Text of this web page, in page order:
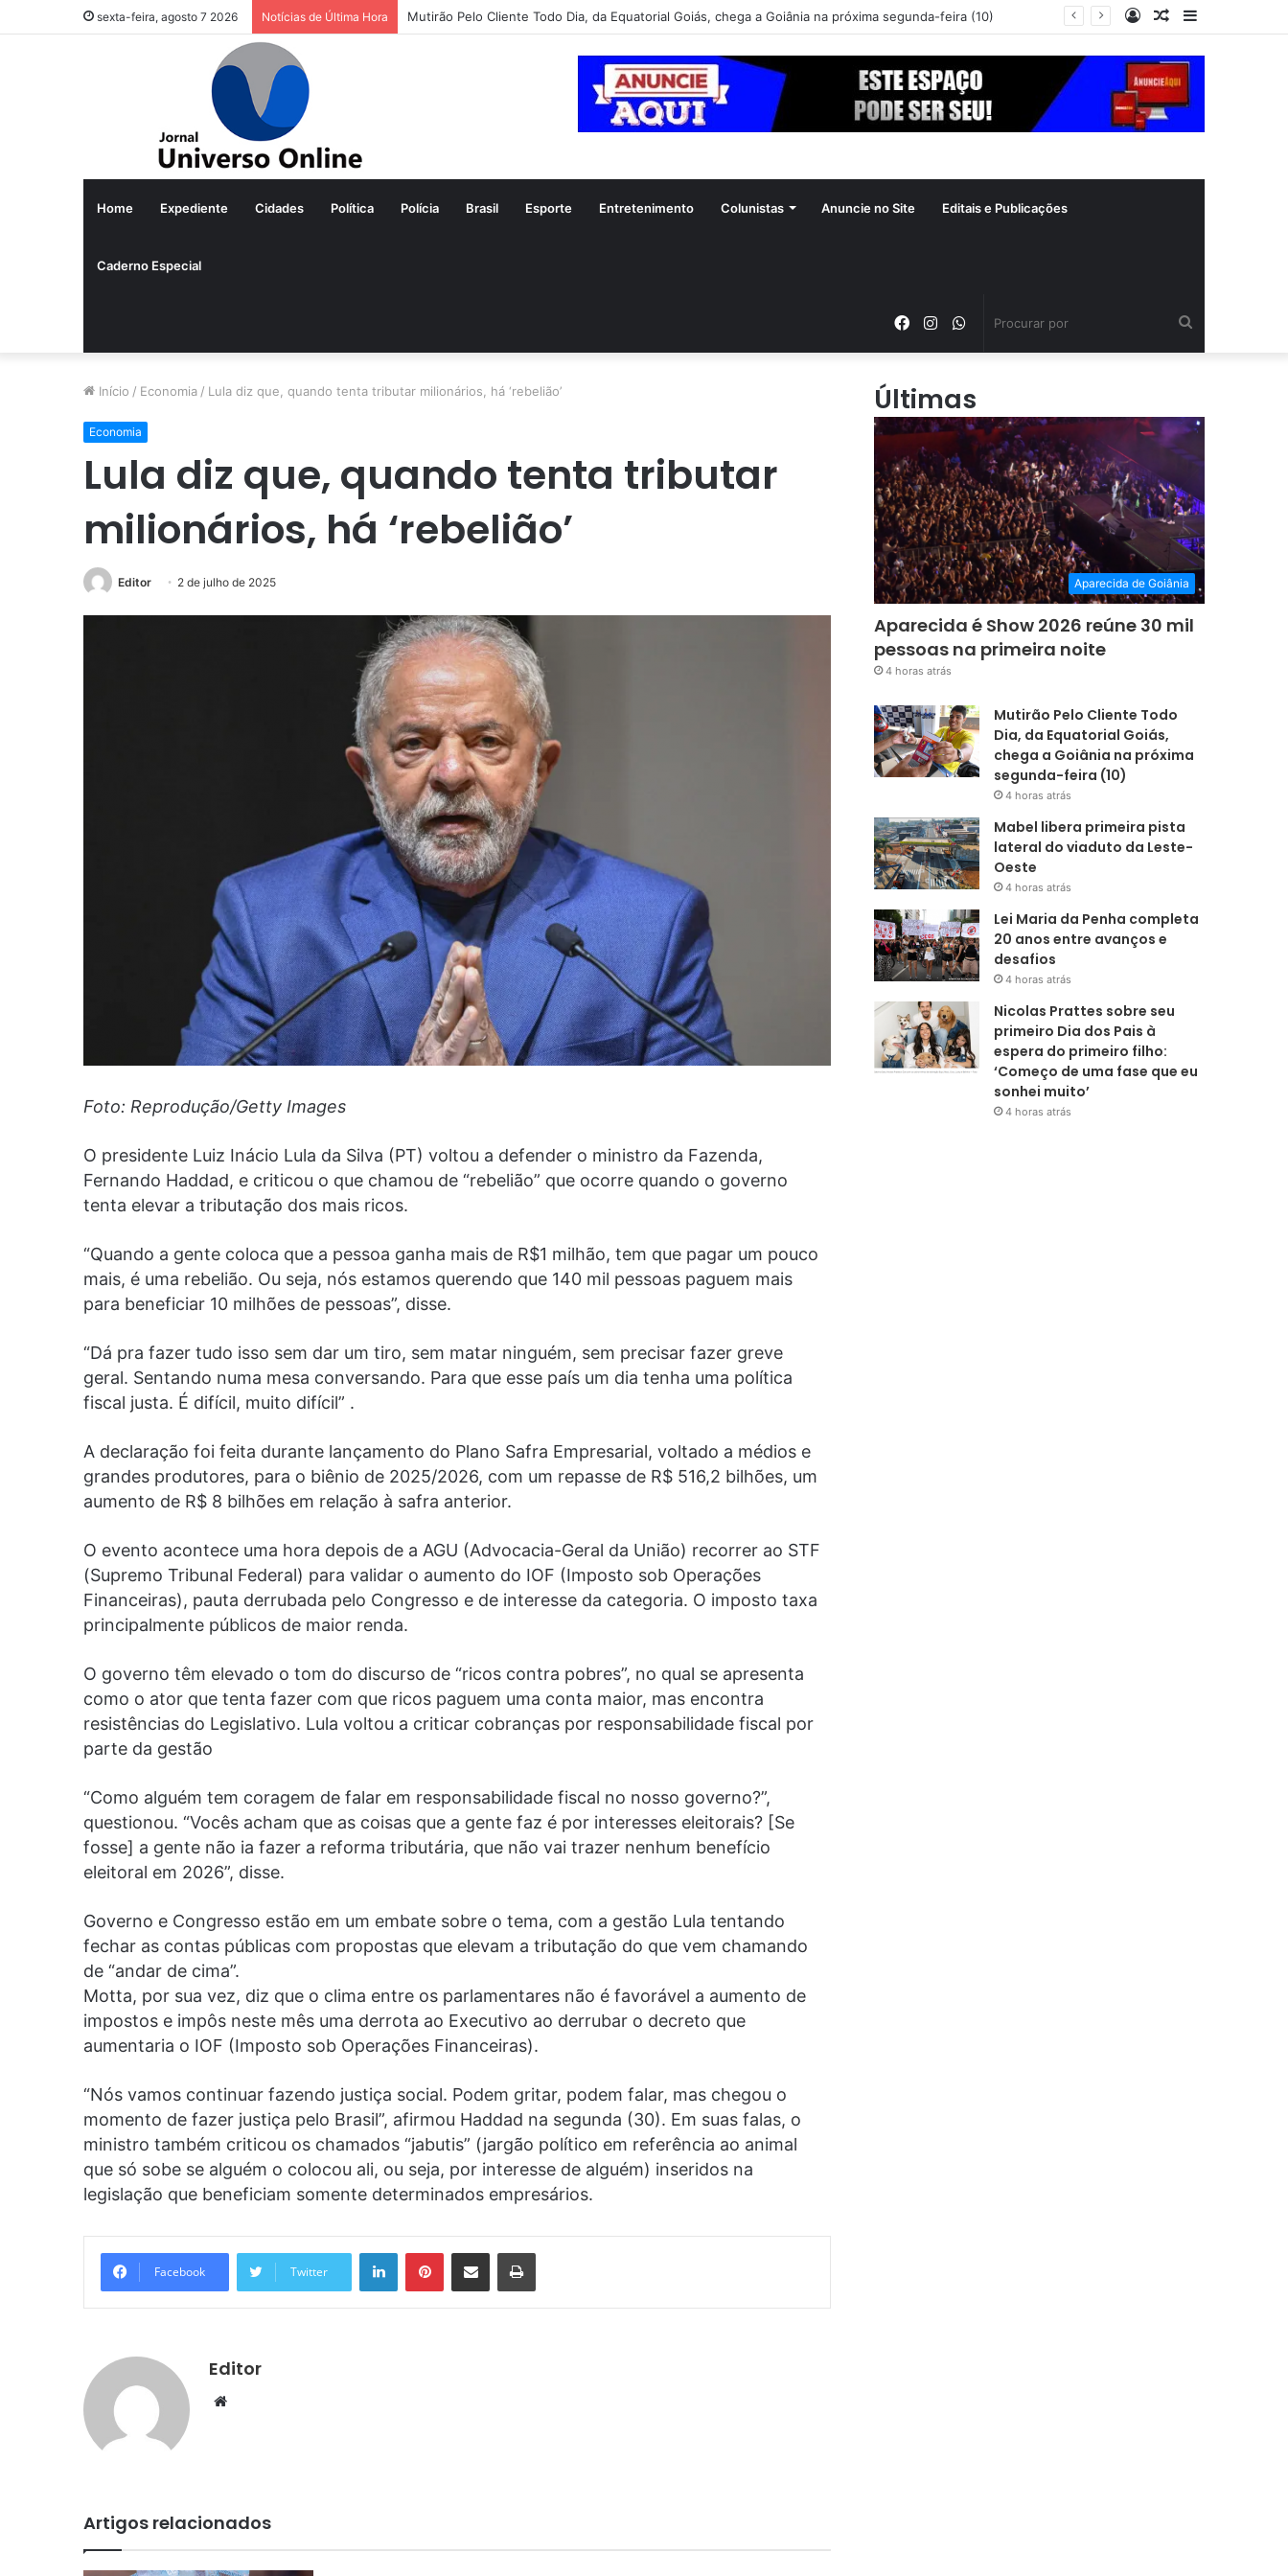
sexta-feira, agosto 7 2026 Notícias de Última Hora Mabel libera primeira pista lateral do viaduto da Leste-Oeste
Barra
Artigo
Entrar
Home Expediente Cidades Política Polícia Brasil Esporte Entretenimento Colunistas Anuncie no Site Editais e Publicações
Caderno Especial
WhatsApp
Instagram
Facebook
Início / Economia / Lula diz que, quando tenta tributar milionários, há ‘rebelião’
Economia
Lula diz que, quando tenta tributar
milionários, há ‘rebelião’
Editor 2 de julho de 2025
Foto: Reprodução/Getty Images
O presidente Luiz Inácio Lula da Silva (PT) voltou a defender o ministro da Fazenda,
Fernando Haddad, e criticou o que chamou de “rebelião” que ocorre quando o governo
tenta elevar a tributação dos mais ricos.
“Quando a gente coloca que a pessoa ganha mais de R$1 milhão, tem que pagar um pouco
mais, é uma rebelião. Ou seja, nós estamos querendo que 140 mil pessoas paguem mais
para beneficiar 10 milhões de pessoas”, disse.
“Dá pra fazer tudo isso sem dar um tiro, sem matar ninguém, sem precisar fazer greve
geral. Sentando numa mesa conversando. Para que esse país um dia tenha uma política
fiscal justa. É difícil, muito difícil” .
A declaração foi feita durante lançamento do Plano Safra Empresarial, voltado a médios e
grandes produtores, para o biênio de 2025/2026, com um repasse de R$ 516,2 bilhões, um
aumento de R$ 8 bilhões em relação à safra anterior.
O evento acontece uma hora depois de a AGU (Advocacia-Geral da União) recorrer ao STF
(Supremo Tribunal Federal) para validar o aumento do IOF (Imposto sob Operações
Financeiras), pauta derrubada pelo Congresso e de interesse da categoria. O imposto taxa
principalmente públicos de maior renda.
O governo têm elevado o tom do discurso de “ricos contra pobres”, no qual se apresenta
como o ator que tenta fazer com que ricos paguem uma conta maior, mas encontra
resistências do Legislativo. Lula voltou a criticar cobranças por responsabilidade fiscal por
parte da gestão
“Como alguém tem coragem de falar em responsabilidade fiscal no nosso governo?”,
questionou. “Vocês acham que as coisas que a gente faz é por interesses eleitorais? [Se
fosse] a gente não ia fazer a reforma tributária, que não vai trazer nenhum benefício
eleitoral em 2026”, disse.
Governo e Congresso estão em um embate sobre o tema, com a gestão Lula tentando
fechar as contas públicas com propostas que elevam a tributação do que vem chamando
de “andar de cima”.
Motta, por sua vez, diz que o clima entre os parlamentares não é favorável a aumento de
impostos e impôs neste mês uma derrota ao Executivo ao derrubar o decreto que
aumentaria o IOF (Imposto sob Operações Financeiras).
“Nós vamos continuar fazendo justiça social. Podem gritar, podem falar, mas chegou o
momento de fazer justiça pelo Brasil”, afirmou Haddad na segunda (30). Em suas falas, o
ministro também criticou os chamados “jabutis” (jargão político em referência ao animal
que só sobe se alguém o colocou ali, ou seja, por interesse de alguém) inseridos na
legislação que beneficiam somente determinados empresários.
Facebook Twitter
LinkedinPinterestCompartilhar via e-mail Imprimir
Editor
Website
Artigos relacionados
Últimas
Aparecida de Goiânia
Aparecida é Show 2026 reúne 30 mil
pessoas na primeira noite
4 horas atrás
Mutirão Pelo Cliente Todo
Dia, da Equatorial Goiás,
chega a Goiânia na próxima
segunda-feira (10)
4 horas atrás
Mabel libera primeira pista
lateral do viaduto da Leste-
Oeste
4 horas atrás
Lei Maria da Penha completa
20 anos entre avanços e
desafios
4 horas atrás
Nicolas Prattes sobre seu
primeiro Dia dos Pais à
espera do primeiro filho:
‘Começo de uma fase que eu
sonhei muito’
4 horas atrás